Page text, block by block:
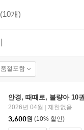
(10개)
품절포함
안경, 때때로, 불량아 10
2026년 04월 | 제한없음
3,600원 (10% 할인)